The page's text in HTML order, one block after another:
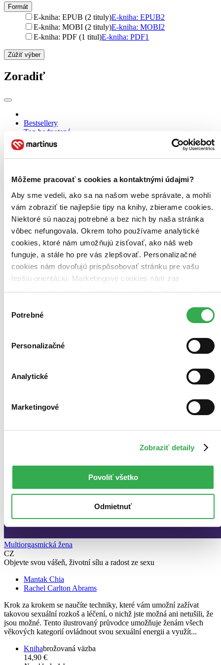
Môžeme pracovať s cookies a kontaktnými údajmi?
Aby sme vedeli, ako sa na našom webe správate, a mohli
vám zobraziť tie najlepšie tipy na knihy, zbierame cookies.
Niektoré sú naozaj potrebné a bez nich by naša stránka
vôbec nefungovala. Okrem toho používame analytické
cookies, ktoré nám umožňujú zisťovať, ako náš web
funguje, a stále ho pre vás zlepšovať. Personalizačné
cookies nám dovoľujú prispôsobovať stránku pre vašu
lepšiu orientáciu. Marketingové cookies nám zas
umožňujú zobrazenie relevantnej reklamy. Niektoré údaje
keby sme mohli používať všetky tieto cookies. Ďakujeme!
súhlasu
Potrebné
Personalizačné
Analytické
Marketingové
Zobraziť detaily
Povoliť všetko
Odmietnuť
Formát
E-kniha: EPUB (2 tituly)E-kniha: EPUB2
E-kniha: MOBI (2 tituly)E-kniha: MOBI2
E-kniha: PDF (1 titul)E-kniha: PDF1
Zúžiť výber
Zoradiť
Bestsellery
Top hodnotené
Novinky
Najdrahšie
Najlacnejšie
Použité filtre
Zrušiť filtre
S pôvodom Thajsko
Multiorgasmická žena
CZ
Objevte svou vášeň, životní sílu a radost ze sexu
Mantak Chia
Rachel Carlton Abrams
Krok za krokem se naučíte techniky, které vám umožní zažívat
takovou sexuální rozkoš a léčení, o nichž jste možná ani netušili, že
jsou možné. Tento ilustrovaný průvodce umožňuje ženám všech
věkových kategorií ovládnout svou sexuální energii a využít...
Knihabrožovaná väzba
14,90 €